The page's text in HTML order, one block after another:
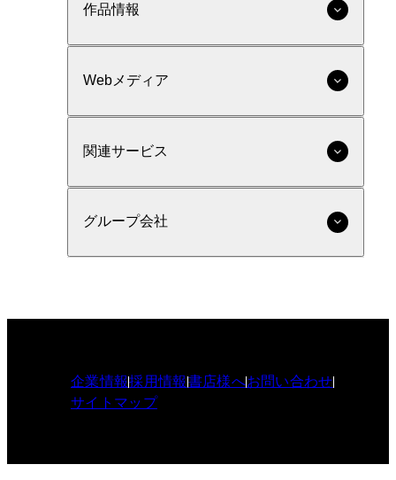
作品情報
Webメディア
関連サービス
グループ会社
企業情報採用情報書店様へお問い合わせ
サイトマップ